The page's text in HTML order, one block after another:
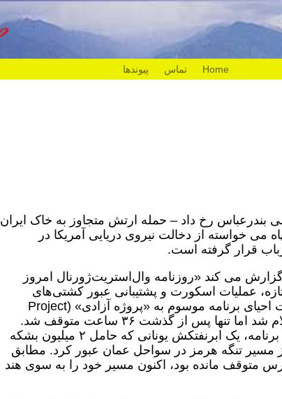
Home تماس پیوندها
بندرعباس رخ داد – حمله ارتش متجاوز به خاک ایران
خواسته از دخالت نیروی دریایی آمریکا در
قرار گرفته است.
می کند «روزنامه وال‌استریت‌ژورنال امروز
عملیات اسکورت و پشتیبانی عبور کشتی‌های
تجاری از تنگه هرمز را از سر گرفته است. این عملیات احیای برنامه موسوم به «پروژه آزادی» (Project
Freedom) است که چند وقت پیش توسط ترامپ اعلام شد اما تنها پس از گذشت ۳۶ ساعت متوقف شد.
وال‌استریت‌ژورنال مدعی شده در نخستین گام از این برنامه، یک ابرنفتکش یونانی که حامل ۲ میلیون بشکه
مسیر تنگه هرمز در سواحل عمان عبور کرد. مطابق
متوقف مانده بود، اکنون مسیر خود را به سوی هند